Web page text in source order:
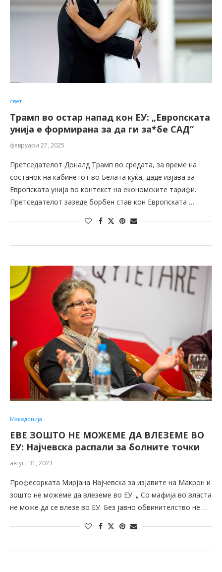
свет
Трамп во остар напад кон ЕУ: „Европската
унија е формирана за да ги за*бе САД“
февруари 27, 2025
Претседателот Доналд Трамп во средата, за време на
состанок на кабинетот во Белата куќа, даде изјава за
Европската унија во контекст на економските тарифи.
Претседателот зазеде борбен став кон Европската …
Македонија
ЕВЕ ЗОШТО НЕ МОЖЕМЕ ДА ВЛЕЗЕМЕ ВО
ЕУ: Најчевска распали за болните точки
август 31, 2023
Професорката Мирјана Најчевска за изјавите на Макрон и
зошто не можеме да влеземе во ЕУ. „ Со мафија во власта
не може да се влезе во ЕУ. Без јавно обвинителство не …